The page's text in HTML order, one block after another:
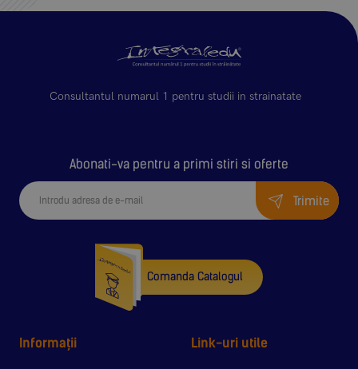
Consultantul numarul 1 pentru studii in strainatate
Informații Link-uri utile
Abonati-va pentru a primi stiri si oferte
Trimite
Comanda Catalogul